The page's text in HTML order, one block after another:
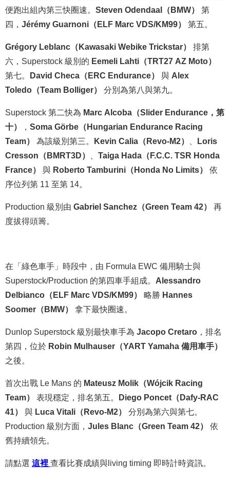
便跑出組內第三快圈速。 Steven Odendaal（BMW）
第
四， Jérémy Guarnoni（ELF Marc VDS/KM99） 第五。
Grégory Leblanc（Kawasaki Webike Trickstar）
排第
六，Superstock 級別的 Eemeli Lahti（TRT27 AZ Moto）
第七。
David Checa（ERC Endurance） 與 Alex
Toledo（Team Bolliger）
分別為第八與第九。
Superstock 第二快為 Marc Alcoba（Slider Endurance，第
十）
Soma Görbe（Hungarian Endurance Racing
Team）
為該級別第三。 Kevin Calia（Revo-M2）
Loris
Cresson（BMRT3D）
Taiga Hada（F.C.C. TSR Honda
France）
與 Roberto Tamburini（Honda No Limits）
依
序位列第 11 至第 14。
Production 級別由 Gabriel Sanchez（Green Team 42）
再
度拔得頭籌。
在「綠色車手」時段中，由 Formula EWC 備用騎士與
Superstock/Production 的第四車手組成。 Alessandro
Delbianco（ELF Marc VDS/KM99）
略勝 Hannes
Soomer（BMW）
拿下最快圈速。
Dunlop Superstock 級別最快車手為 Jacopo Cretaro ，排名
第四，位於 Robin Mulhauser（YART Yamaha 備用車手）
之後。
首次出戰 Le Mans 的 Mateusz Molik（Wójcik Racing
Team）
表現穩定，排名第五。
Diego Poncet（Dafy-RAC
41）
與 Luca Vitali（Revo-M2）
分別為第六與第七。
Production 級別方面， Jules Blanc（Green Team 42）
依
舊持續領先。
請點選 這裡 查看比賽成績與living timing 即時計時資訊。